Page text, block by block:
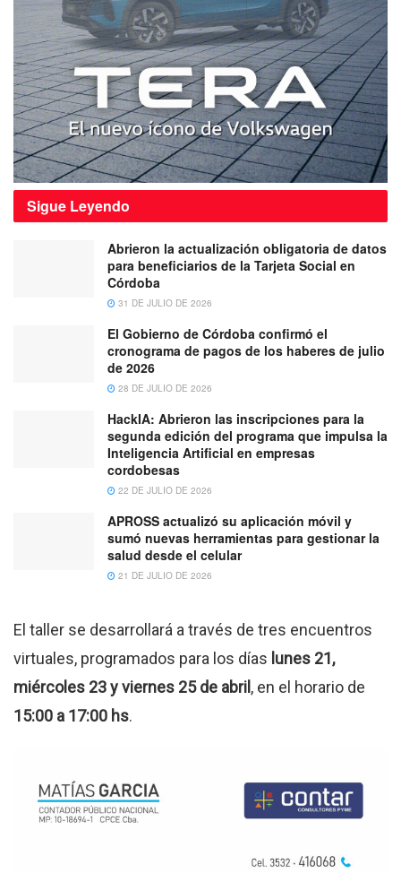
Sigue Leyendo
Abrieron la actualización obligatoria de datos
para beneficiarios de la Tarjeta Social en
Córdoba
31 DE JULIO DE 2026
El Gobierno de Córdoba confirmó el
cronograma de pagos de los haberes de julio
de 2026
28 DE JULIO DE 2026
HackIA: Abrieron las inscripciones para la
segunda edición del programa que impulsa la
Inteligencia Artificial en empresas
cordobesas
22 DE JULIO DE 2026
APROSS actualizó su aplicación móvil y
sumó nuevas herramientas para gestionar la
salud desde el celular
21 DE JULIO DE 2026
El taller se desarrollará a través de tres encuentros
virtuales, programados para los días lunes 21,
miércoles 23 y viernes 25 de abril , en el horario de
15:00 a 17:00 hs.